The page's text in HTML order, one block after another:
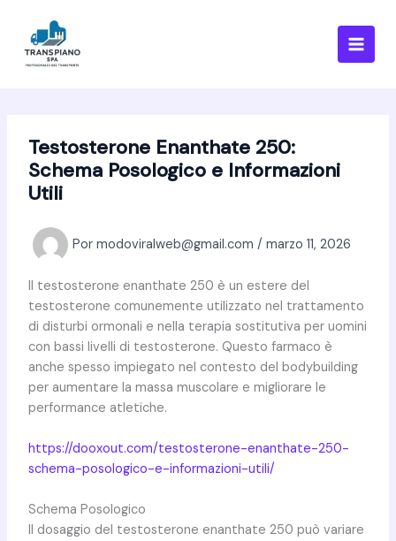
contenido
Testosterone Enanthate 250:
Schema Posologico e Informazioni
Utili
Por modoviralweb@gmail.com / marzo 11, 2026
Il testosterone enanthate 250 è un estere del
testosterone comunemente utilizzato nel trattamento
di disturbi ormonali e nella terapia sostitutiva per uomini
con bassi livelli di testosterone. Questo farmaco è
anche spesso impiegato nel contesto del bodybuilding
per aumentare la massa muscolare e migliorare le
performance atletiche.
https://dooxout.com/testosterone-enanthate-250-
schema-posologico-e-informazioni-utili/
Schema Posologico
Il dosaggio del testosterone enanthate 250 può variare